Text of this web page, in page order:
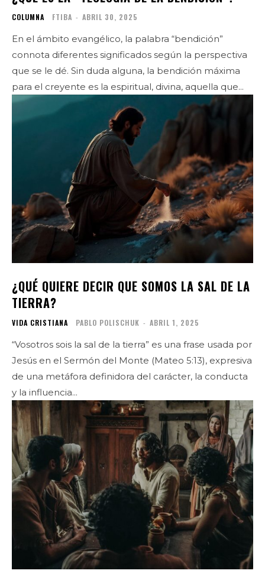
COLUMNA FTIBA - ABRIL 30, 2025
En el ámbito evangélico, la palabra “bendición”
connota diferentes significados según la perspectiva
que se le dé. Sin duda alguna, la bendición máxima
para el creyente es la espiritual, divina, aquella que...
¿QUÉ QUIERE DECIR QUE SOMOS LA SAL DE LA
TIERRA?
VIDA CRISTIANA PABLO POLISCHUK - ABRIL 1, 2025
“Vosotros sois la sal de la tierra” es una frase usada por
Jesús en el Sermón del Monte (Mateo 5:13), expresiva
de una metáfora definidora del carácter, la conducta
y la influencia...